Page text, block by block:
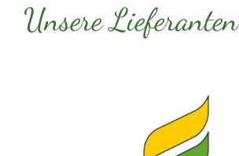
Unsere Lieferanten